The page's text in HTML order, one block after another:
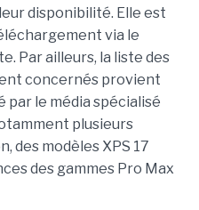
disponibilité. Elle est
via le
Par ailleurs, la liste des
concernés provient
par le média spécialisé
plusieurs
des modèles XPS 17
des gammes Pro Max